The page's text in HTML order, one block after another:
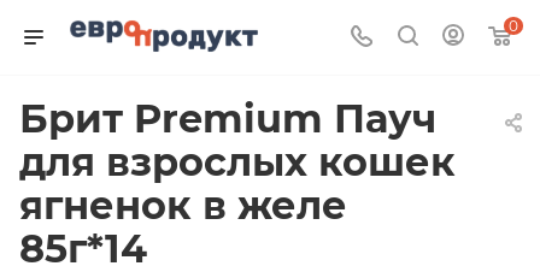
0
Брит Premium Пауч
для взрослых кошек
ягненок в желе
85г*14